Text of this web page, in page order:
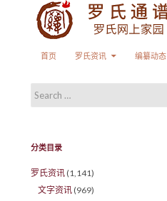
首页
罗氏资讯 编纂动态
Search for:
分类目录
罗氏资讯 (1,141)
文字资讯 (969)